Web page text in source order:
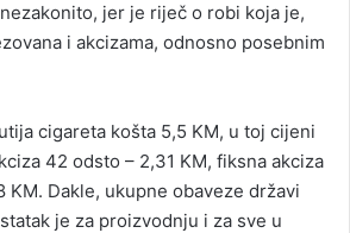
jer je riječ o robi koja je,
i akcizama, odnosno posebnim
cigareta košta 5,5 KM, u toj cijeni
42 odsto – 2,31 KM, fiksna akciza
KM. Dakle, ukupne obaveze državi
je za proizvodnju i za sve u